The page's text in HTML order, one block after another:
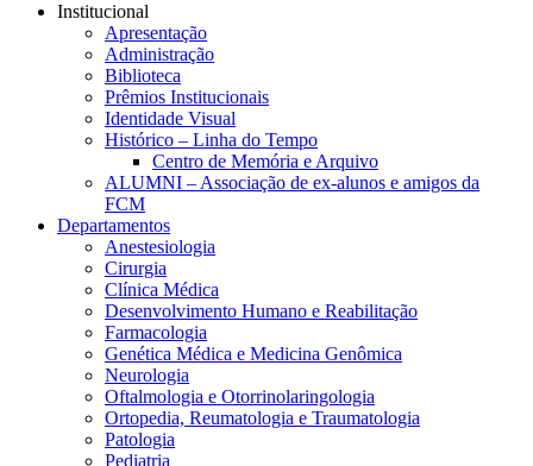
Institucional
Apresentação
Administração
Biblioteca
Prêmios Institucionais
Identidade Visual
Histórico – Linha do Tempo
Centro de Memória e Arquivo
ALUMNI – Associação de ex-alunos e amigos da
FCM
Departamentos
Anestesiologia
Cirurgia
Clínica Médica
Desenvolvimento Humano e Reabilitação
Farmacologia
Genética Médica e Medicina Genômica
Neurologia
Oftalmologia e Otorrinolaringologia
Ortopedia, Reumatologia e Traumatologia
Patologia
Pediatria